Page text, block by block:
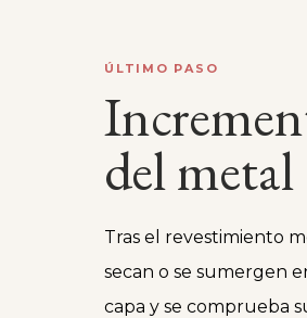
ÚLTIMO PASO
del metal
Tras el revestimiento
secan o se sumergen
capa y se comprueba